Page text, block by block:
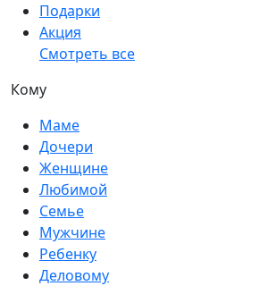
Подарки
Акция
Смотреть все
Кому
Маме
Дочери
Женщине
Любимой
Семье
Мужчине
Ребенку
Деловому